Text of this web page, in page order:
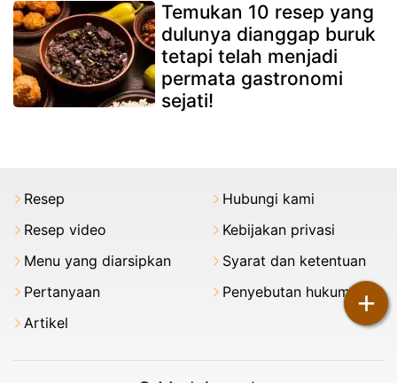
Temukan 10 resep yang
dulunya dianggap buruk
tetapi telah menjadi
permata gastronomi
sejati!
+
Resep
Resep video
Menu yang diarsipkan
Pertanyaan
Artikel
Hubungi kami
Kebijakan privasi
Syarat dan ketentuan
Penyebutan hukum